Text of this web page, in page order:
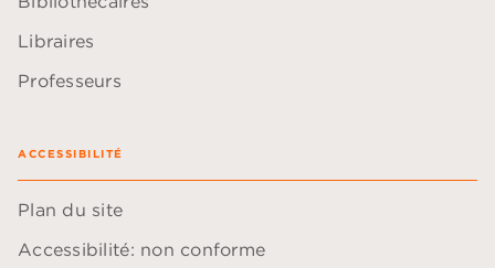
Libraires
Professeurs
ACCESSIBILITÉ
Plan du site
Accessibilité: non conforme